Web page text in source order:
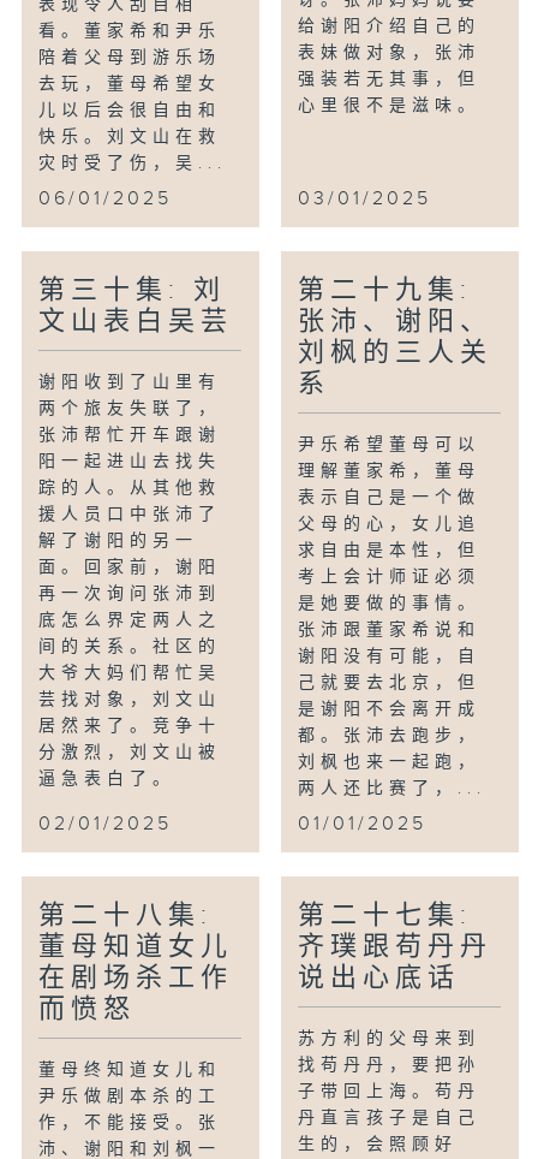
表现令人刮目相
看。董家希和尹乐
陪着父母到游乐场
去玩，董母希望女
儿以后会很自由和
快乐。刘文山在救
灾时受了伤，吴...
06/01/2025
给谢阳介绍自己的
表妹做对象，张沛
强装若无其事，但
心里很不是滋味。
03/01/2025
第三十集: 刘
文山表白吴芸
谢阳收到了山里有
两个旅友失联了，
张沛帮忙开车跟谢
阳一起进山去找失
踪的人。从其他救
援人员口中张沛了
解了谢阳的另一
面。回家前，谢阳
再一次询问张沛到
底怎么界定两人之
间的关系。社区的
大爷大妈们帮忙吴
芸找对象，刘文山
居然来了。竞争十
分激烈，刘文山被
逼急表白了。
02/01/2025
第二十九集:
张沛、谢阳、
刘枫的三人关
系
尹乐希望董母可以
理解董家希，董母
表示自己是一个做
父母的心，女儿追
求自由是本性，但
考上会计师证必须
是她要做的事情。
张沛跟董家希说和
谢阳没有可能，自
己就要去北京，但
是谢阳不会离开成
都。张沛去跑步，
刘枫也来一起跑，
两人还比赛了，...
01/01/2025
第二十八集:
董母知道女儿
在剧场杀工作
而愤怒
董母终知道女儿和
尹乐做剧本杀的工
作，不能接受。张
沛、谢阳和刘枫一
第二十七集:
齐璞跟苟丹丹
说出心底话
苏方利的父母来到
找苟丹丹，要把孙
子带回上海。苟丹
丹直言孩子是自己
生的，会照顾好